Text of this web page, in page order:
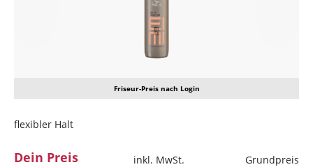
Friseur-Preis nach Login
flexibler Halt
Dein Preis inkl. MwSt.
Grundpreis